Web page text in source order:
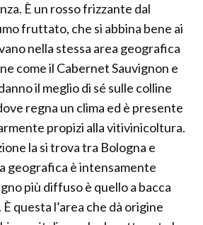
È un rosso frizzante dal
fruttato, che si abbina bene ai
nella stessa area geografica
come il Cabernet Sauvignon e
il meglio di sé sulle colline
regna un clima ed è presente
propizi alla vitivinicoltura.
la si trova tra Bologna e
geografica è intensamente
più diffuso è quello a bacca
questa l’area che dà origine